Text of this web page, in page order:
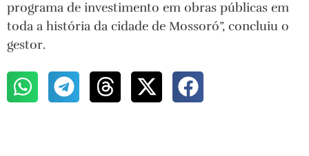
programa de investimento em obras públicas em
toda a história da cidade de Mossoró”, concluiu o
gestor.